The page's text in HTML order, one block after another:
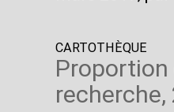
CARTOTHÈQUE